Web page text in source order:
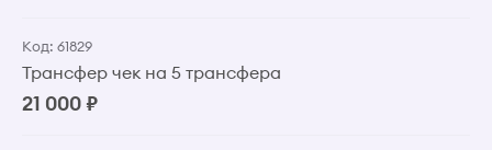
Код: 61829
Трансфер чек на 5 трансфера
21 000 ₽